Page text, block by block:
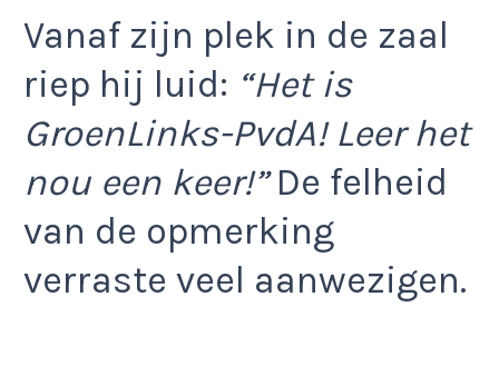
Vanaf zijn plek in de zaal
riep hij luid: “Het is
GroenLinks-PvdA! Leer het
nou een keer!”De felheid
van de opmerking
verraste veel aanwezigen.